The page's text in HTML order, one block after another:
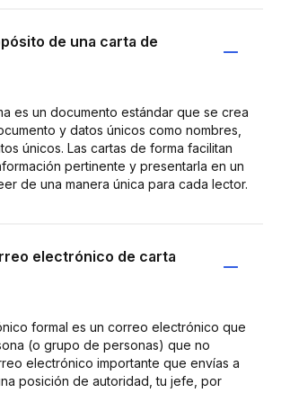
de una carta de
es un documento estándar que se crea
y datos únicos como nombres,
únicos. Las cartas de forma facilitan
pertinente y presentarla en un
de una manera única para cada lector.
electrónico de carta
formal es un correo electrónico que
(o grupo de personas) que no
electrónico importante que envías a
posición de autoridad, tu jefe, por